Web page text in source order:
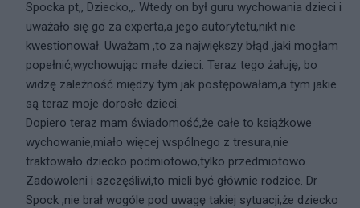
Spocka pt,, Dziecko,,. Wtedy on był guru wychowania dzieci i
uważało się go za experta,a jego autorytetu,nikt nie
kwestionował. Uważam ,to za największy błąd ,jaki mogłam
popełnić,wychowując małe dzieci. Teraz tego żałuję, bo
widzę zależność między tym jak postępowałam,a tym jakie
są teraz moje dorosłe dzieci.
Dopiero teraz mam świadomość,że całe to książkowe
wychowanie,miało więcej wspólnego z tresura,nie
traktowało dziecko podmiotowo,tylko przedmiotowo.
Zadowoleni i szczęśliwi,to mieli być głównie rodzice. Dr
Spock ,nie brał wogóle pod uwagę takiej sytuacji,że dziecko